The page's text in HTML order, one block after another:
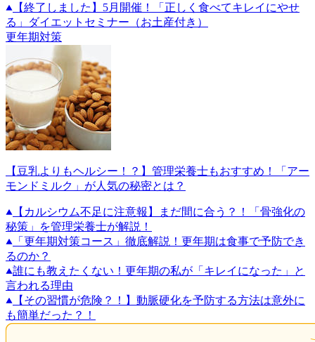
【終了しました】5月開催！「正しく食べてキレイにやせ
る」ダイエットセミナー（お土産付き）
更年期対策
【豆乳よりもヘルシー！？】管理栄養士もおすすめ！「アー
モンドミルク」が人気の秘密とは？
【カルシウム不足に注意報】まだ間に合う？！「骨強化の
秘策」を管理栄養士が解説！
「更年期対策コース」徹底解説！更年期は食事で予防でき
るのか？
誰にも教えたくない！更年期の私が「キレイになった」と
言われる理由
【その習慣が危険？！】動脈硬化を予防する方法は意外に
も簡単だった？！